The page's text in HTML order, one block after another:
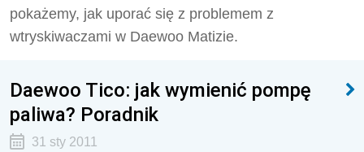
pokażemy, jak uporać się z problemem z
wtryskiwaczami w Daewoo Matizie.
Daewoo Tico: jak wymienić pompę
paliwa? Poradnik
31 sty 2011